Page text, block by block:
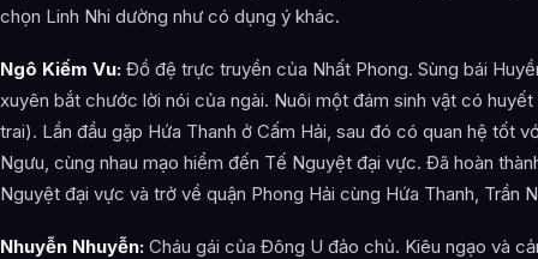
chọn Linh Nhi dường như có dụng ý khác.
Ngô Kiếm Vu: Đồ đệ trực truyền của Nhất Phong. Sùng bái
xuyên bắt chước lời nói của ngài. Nuôi một đám sinh vật có
trai). Lần đầu gặp Hứa Thanh ở Cấm Hải, sau đó có quan hệ tốt
Ngưu, cùng nhau mạo hiểm đến Tế Nguyệt đại vực. Đã hoàn
Nguyệt đại vực và trở về quận Phong Hải cùng Hứa Thanh, Trần
Nhuyễn Nhuyễn: Cháu gái của Đông U đảo chủ. Kiêu ngạo và